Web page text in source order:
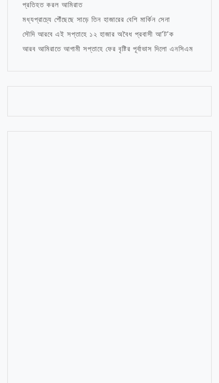
প্রতিহত করল আমিরাত
মধ্যপ্রাচ্যে পৌঁছেছে সাড়ে তিন হাজারের বেশি মার্কিন সেনা
সৌদি আরবে এই সপ্তাহে ১২ হাজার অবৈধ প্রবাসী আ’ট’ক
আরব আমিরাতে আগামী সপ্তাহে ফের বৃষ্টির পূর্বাভাস দিলো এনসিএম